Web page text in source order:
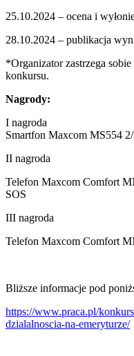
25.10.2024 – ocena i
28.10.2024 – publikacja
*Organizator zastrzega
konkursu.
Nagrody:
I nagroda
Smartfon Maxcom MS554
II nagroda
Telefon Maxcom Comfort
SOS
III nagroda
Telefon Maxcom Comfort
Bliższe informacje pod
https://www.praca.pl/
dzialalnoscia-na-emeryturze/